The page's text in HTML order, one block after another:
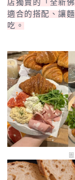
店獨賣的「全新
適合的搭配、讓
吃。